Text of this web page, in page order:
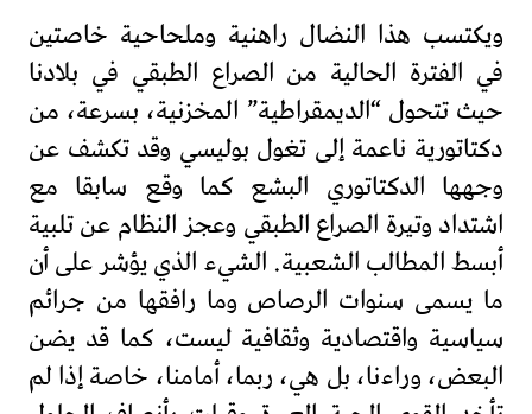
ويكتسب هذا النضال راهنية وملحاحية خاصتين
في الفترة الحالية من الصراع الطبقي في بلادنا
حيث تتحول “الديمقراطية” المخزنية، بسرعة، من
دكتاتورية ناعمة إلى تغول بوليسي وقد تكشف عن
وجهها الدكتاتوري البشع كما وقع سابقا مع
اشتداد وتيرة الصراع الطبقي وعجز النظام عن تلبية
أبسط المطالب الشعبية. الشيء الذي يؤشر على أن
ما يسمى سنوات الرصاص وما رافقها من جرائم
سياسية واقتصادية وثقافية ليست، كما قد يضن
البعض، وراءنا، بل هي، ربما، أمامنا، خاصة إذا لم